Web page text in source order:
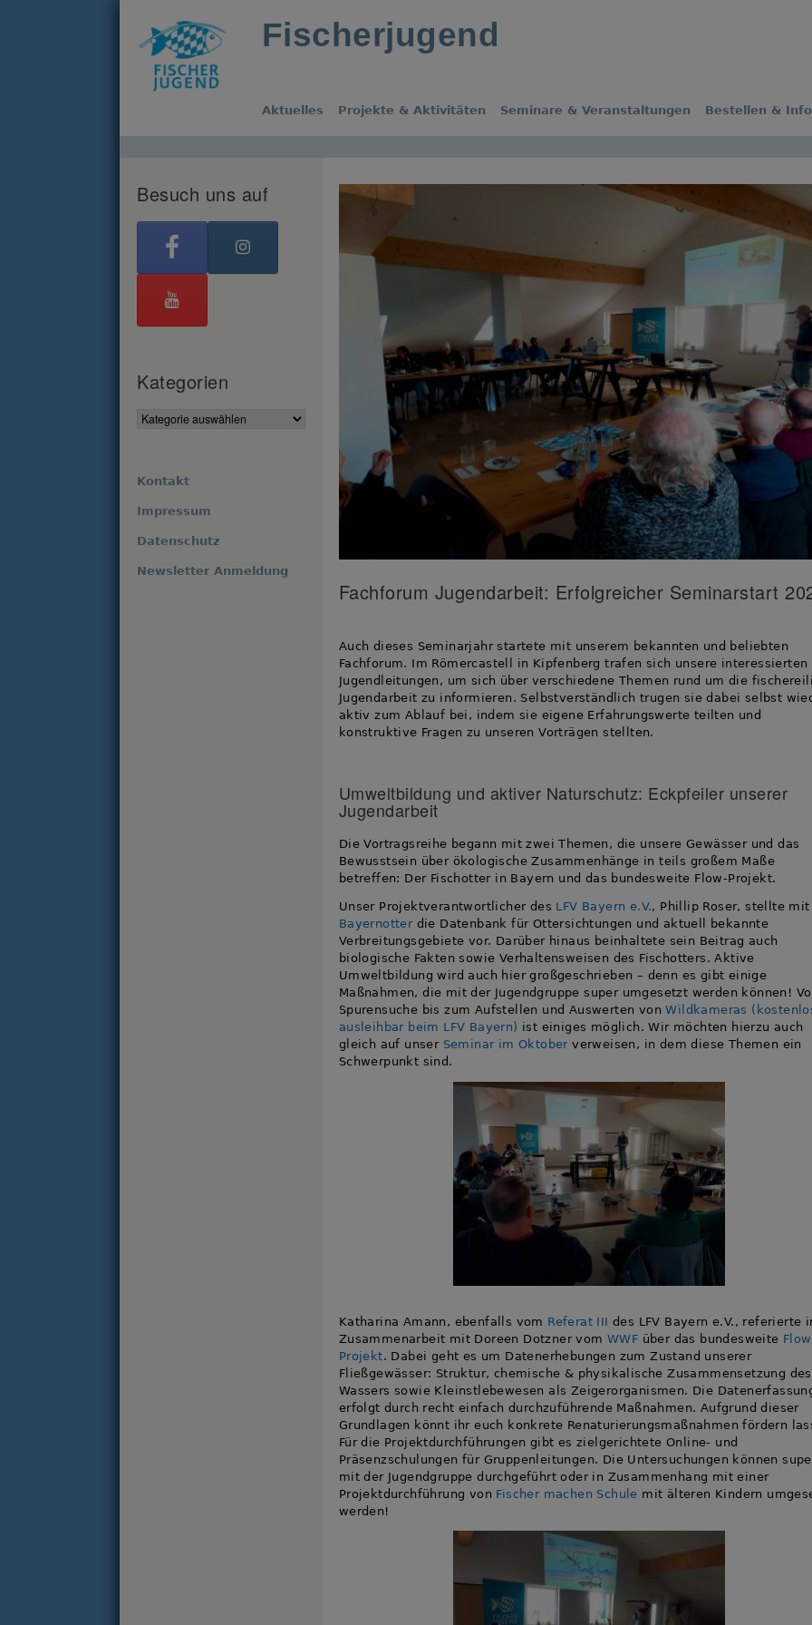
Fischerjugend
Aktuelles Projekte & Aktivitäten Seminare & Veranstaltungen Bestellen &
Fachforum Jugendarbeit: Erfolgreicher Seminarstart
Auch dieses Seminarjahr startete mit unserem bekannten und beliebten
Fachforum. Im Römercastell in Kipfenberg trafen sich unsere interessierten
Jugendleitungen, um sich über verschiedene Themen rund um die
Jugendarbeit zu informieren. Selbstverständlich trugen sie dabei selbst
aktiv zum Ablauf bei, indem sie eigene Erfahrungswerte teilten und
konstruktive Fragen zu unseren Vorträgen stellten.
Umweltbildung und aktiver Naturschutz: Eckpfeiler unserer
Jugendarbeit
Die Vortragsreihe begann mit zwei Themen, die unsere Gewässer und das
Bewusstsein über ökologische Zusammenhänge in teils großem Maße
betreffen: Der Fischotter in Bayern und das bundesweite Flow-Projekt.
Unser Projektverantwortlicher des LFV Bayern e.V., Phillip Roser, stellte mit
Bayernotterdie Datenbank für Ottersichtungen und aktuell bekannte
Verbreitungsgebiete vor. Darüber hinaus beinhaltete sein Beitrag auch
biologische Fakten sowie Verhaltensweisen des Fischotters. Aktive
Umweltbildung wird auch hier großgeschrieben – denn es gibt einige
Maßnahmen, die mit der Jugendgruppe super umgesetzt werden können!
Spurensuche bis zum Aufstellen und Auswerten vonWildkameras
ausleihbar beim LFV Bayern) ist einiges möglich. Wir möchten hierzu auch
gleich auf unser Seminar im Oktoberverweisen, in dem diese Themen ein
Schwerpunkt sind.
Katharina Amann, ebenfalls vom Referat III des LFV Bayern e.V., referierte
Zusammenarbeit mit Doreen Dotzner vom WWF über das bundesweite
Projekt. Dabei geht es um Datenerhebungen zum Zustand unserer
Fließgewässer: Struktur, chemische & physikalische Zusammensetzung des
Wassers sowie Kleinstlebewesen als Zeigerorganismen. Die
erfolgt durch recht einfach durchzuführende Maßnahmen. Aufgrund dieser
Grundlagen könnt ihr euch konkrete Renaturierungsmaßnahmen fördern
Für die Projektdurchführungen gibt es zielgerichtete Online- und
Präsenzschulungen für Gruppenleitungen. Die Untersuchungen können
mit der Jugendgruppe durchgeführt oder in Zusammenhang mit einer
Projektdurchführung von Fischer machen Schule mit älteren Kindern
werden!
Besuch uns auf
Kategorien
Kontakt
Impressum
Datenschutz
Newsletter Anmeldung